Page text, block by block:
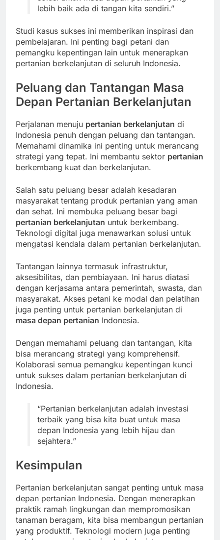
lebih baik ada di tangan kita sendiri.”
Studi kasus sukses ini memberikan inspirasi dan
pembelajaran. Ini penting bagi petani dan
pemangku kepentingan lain untuk menerapkan
pertanian berkelanjutan di seluruh Indonesia.
Peluang dan Tantangan Masa
Depan Pertanian Berkelanjutan
Perjalanan menuju pertanian berkelanjutan di
Indonesia penuh dengan peluang dan tantangan.
Memahami dinamika ini penting untuk merancang
strategi yang tepat. Ini membantu sektor pertanian
berkembang kuat dan berkelanjutan.
Salah satu peluang besar adalah kesadaran
masyarakat tentang produk pertanian yang aman
dan sehat. Ini membuka peluang besar bagi
pertanian berkelanjutan untuk berkembang.
Teknologi digital juga menawarkan solusi untuk
mengatasi kendala dalam pertanian berkelanjutan.
Tantangan lainnya termasuk infrastruktur,
aksesibilitas, dan pembiayaan. Ini harus diatasi
dengan kerjasama antara pemerintah, swasta, dan
masyarakat. Akses petani ke modal dan pelatihan
juga penting untuk pertanian berkelanjutan di
masa depan pertanian Indonesia.
Dengan memahami peluang dan tantangan, kita
bisa merancang strategi yang komprehensif.
Kolaborasi semua pemangku kepentingan kunci
untuk sukses dalam pertanian berkelanjutan di
Indonesia.
“Pertanian berkelanjutan adalah investasi
terbaik yang bisa kita buat untuk masa
depan Indonesia yang lebih hijau dan
sejahtera.”
Kesimpulan
Pertanian berkelanjutan sangat penting untuk masa
depan pertanian Indonesia. Dengan menerapkan
praktik ramah lingkungan dan mempromosikan
tanaman beragam, kita bisa membangun pertanian
yang produktif. Teknologi modern juga penting